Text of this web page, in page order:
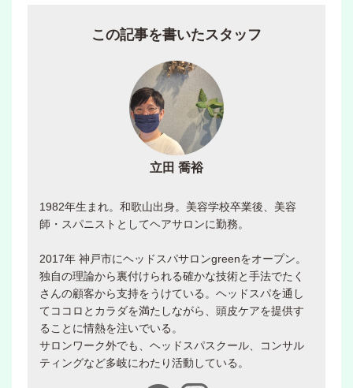
この記事を書いたスタッフ
立田 喬裕
1982年生まれ。和歌山出身。美容学校卒業後、美容
師・スパニストとしてヘアサロンに勤務。
2017年 神戸市にヘッドスパサロンgreenをオープン。
独自の理論から裏付けられる確かな技術と手法でたく
さんの顧客から支持をうけている。ヘッドスパを通し
てココロとカラダを満たしながら、頭皮ケアを提供す
ることに情熱を注いでいる。
サロンワーク外でも、ヘッドスパスクール、コンサル
ティングなど多岐にわたり活動している。